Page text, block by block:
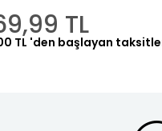
TL
TL 'den başlayan